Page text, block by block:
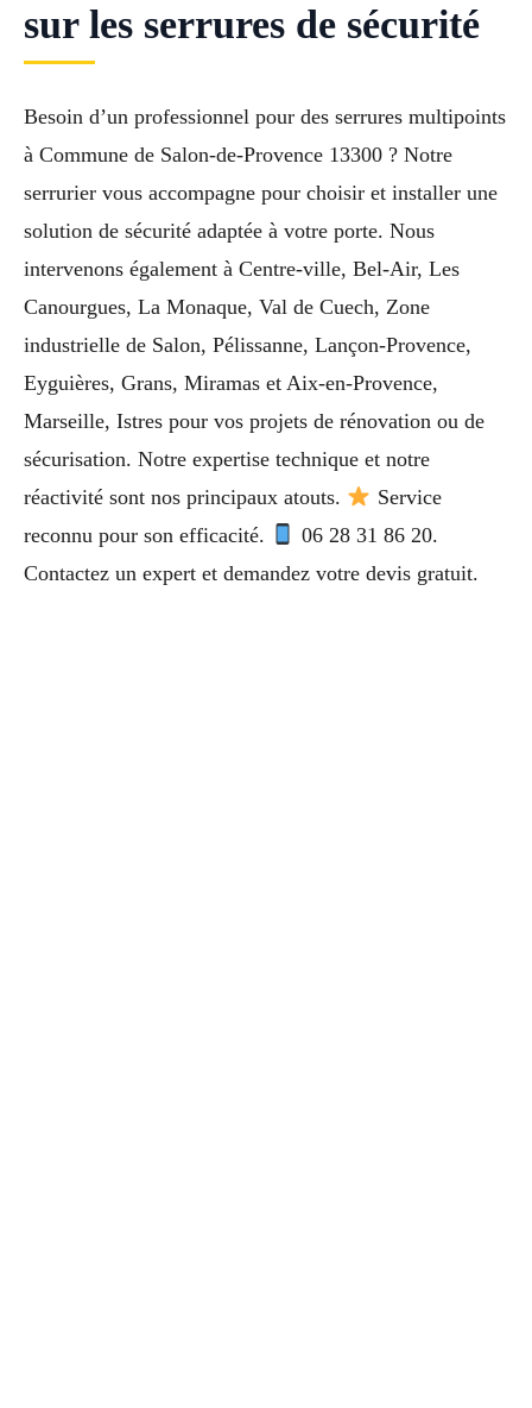
sur les serrures de sécurité
Besoin d’un professionnel pour des serrures multipoints
à Commune de Salon-de-Provence 13300 ? Notre
serrurier vous accompagne pour choisir et installer une
solution de sécurité adaptée à votre porte. Nous
intervenons également à Centre-ville, Bel-Air, Les
Canourgues, La Monaque, Val de Cuech, Zone
industrielle de Salon, Pélissanne, Lançon-Provence,
Eyguières, Grans, Miramas et Aix-en-Provence,
Marseille, Istres pour vos projets de rénovation ou de
sécurisation. Notre expertise technique et notre
réactivité sont nos principaux atouts.
Service
reconnu pour son efficacité.
06 28 31 86 20.
Contactez un expert et demandez votre devis gratuit.